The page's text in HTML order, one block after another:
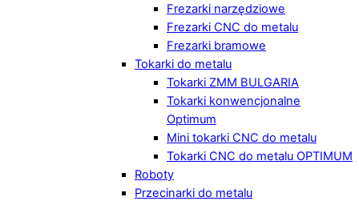
Frezarki narzędziowe
Frezarki CNC do metalu
Frezarki bramowe
Tokarki do metalu
Tokarki ZMM BULGARIA
Tokarki konwencjonalne
Optimum
Mini tokarki CNC do metalu
Tokarki CNC do metalu OPTIMUM
Roboty
Przecinarki do metalu